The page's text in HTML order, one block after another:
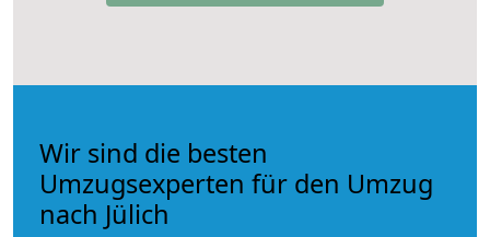
Wir sind die besten
Umzugsexperten für den Umzug
nach Jülich